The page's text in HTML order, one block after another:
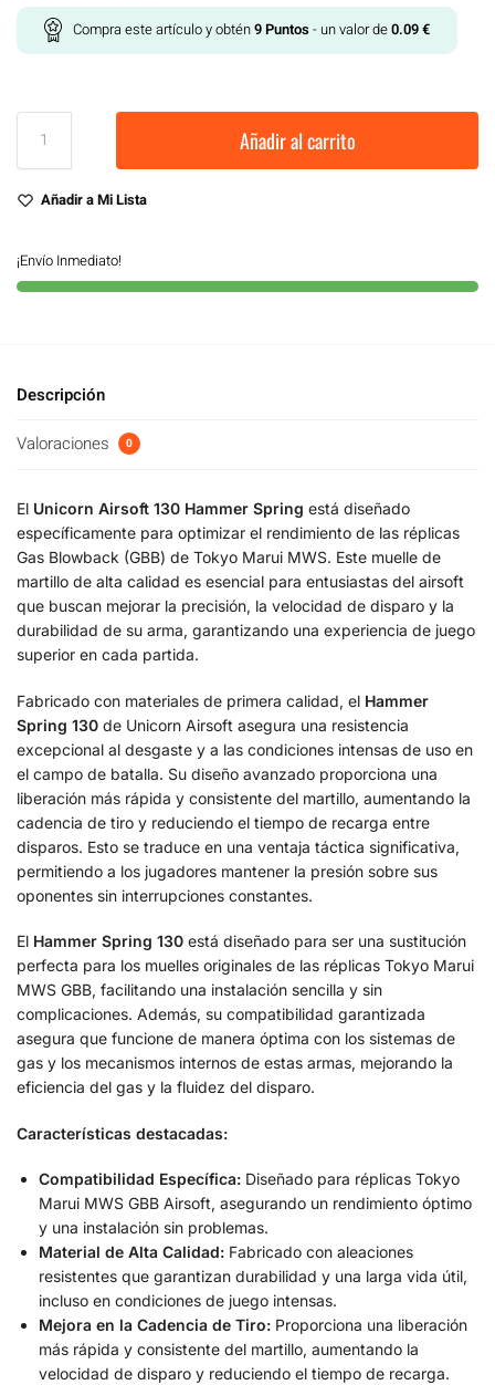
Compra este artículo y obtén9Puntos - un valor de0.09€
Añadir al carrito
Añadir a Mi Lista
¡Envío Inmediato!
Descripción
Valoraciones 0
El Unicorn Airsoft 130 Hammer Spring está diseñado
específicamente para optimizar el rendimiento de las réplicas
Gas Blowback (GBB) de Tokyo Marui MWS. Este muelle de
martillo de alta calidad es esencial para entusiastas del airsoft
que buscan mejorar la precisión, la velocidad de disparo y la
durabilidad de su arma, garantizando una experiencia de juego
superior en cada partida.
Fabricado con materiales de primera calidad, el Hammer
Spring 130 de Unicorn Airsoft asegura una resistencia
excepcional al desgaste y a las condiciones intensas de uso en
el campo de batalla. Su diseño avanzado proporciona una
liberación más rápida y consistente del martillo, aumentando la
cadencia de tiro y reduciendo el tiempo de recarga entre
disparos. Esto se traduce en una ventaja táctica significativa,
permitiendo a los jugadores mantener la presión sobre sus
oponentes sin interrupciones constantes.
El Hammer Spring 130 está diseñado para ser una sustitución
perfecta para los muelles originales de las réplicas Tokyo Marui
MWS GBB, facilitando una instalación sencilla y sin
complicaciones. Además, su compatibilidad garantizada
asegura que funcione de manera óptima con los sistemas de
gas y los mecanismos internos de estas armas, mejorando la
eficiencia del gas y la fluidez del disparo.
Características destacadas:
Compatibilidad Específica: Diseñado para réplicas Tokyo
Marui MWS GBB Airsoft, asegurando un rendimiento óptimo
y una instalación sin problemas.
Material de Alta Calidad: Fabricado con aleaciones
resistentes que garantizan durabilidad y una larga vida útil,
incluso en condiciones de juego intensas.
Mejora en la Cadencia de Tiro: Proporciona una liberación
más rápida y consistente del martillo, aumentando la
velocidad de disparo y reduciendo el tiempo de recarga.